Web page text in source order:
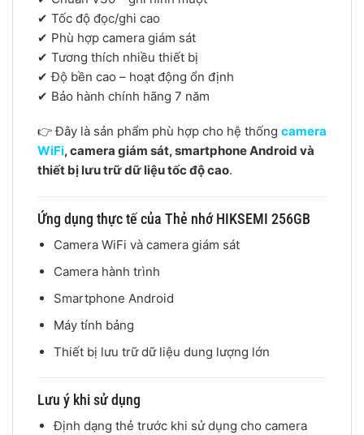
✔ Tốc độ đọc/ghi cao
✔ Phù hợp camera giám sát
✔ Tương thích nhiều thiết bị
✔ Độ bền cao – hoạt động ổn định
✔ Bảo hành chính hãng 7 năm
👉 Đây là sản phẩm phù hợp cho hệ thống camera
WiFi, camera giám sát, smartphone Android và
thiết bị lưu trữ dữ liệu tốc độ cao.
Ứng dụng thực tế của Thẻ nhớ HIKSEMI 256GB
Camera WiFi và camera giám sát
Camera hành trình
Smartphone Android
Máy tính bảng
Thiết bị lưu trữ dữ liệu dung lượng lớn
Lưu ý khi sử dụng
Định dạng thẻ trước khi sử dụng cho camera